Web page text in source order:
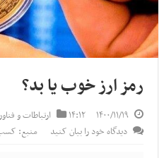
رمز ارز خوب یا بد؟
۱۴۰۰/۱۱/۱۹ ۱۴:۱۲ ارتباطات و
دیدگاه خود را بیان کنید
منبع: کسب